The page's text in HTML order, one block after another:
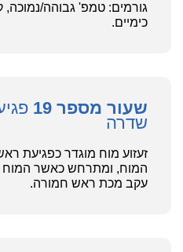
גורמים: טמפ' גבוהה/
כימיים.
שעור מספר 19
שדרה
זעזוע מוח מוגדר כפגיעת
המוח, ומתרחש כאשר המוח
עקב מכת ראש חמורה.